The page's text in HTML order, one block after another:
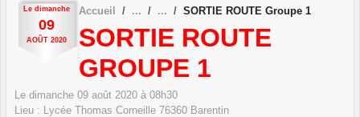
Le dimanche
09
AOÛT 2020
Accueil SORTIE ROUTE Groupe 1
SORTIE ROUTE
GROUPE 1
Le dimanche 09 août 2020 à 08h30
Lieu : Lycée Thomas Corneille 76360 Barentin